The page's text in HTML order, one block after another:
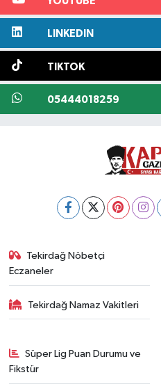
LINKEDIN
TIKTOK
05444018259
Tekirdağ Nöbetçi
Eczaneler
Tekirdağ Namaz Vakitleri
Süper Lig Puan Durumu ve
Fikstür